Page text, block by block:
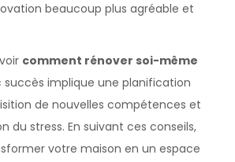
beaucoup plus agréable et
comment rénover soi-même
implique une planification
de nouvelles compétences et
du stress. En suivant ces conseils,
votre maison en un espace